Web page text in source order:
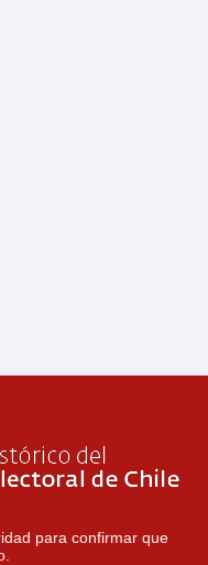
para confirmar que